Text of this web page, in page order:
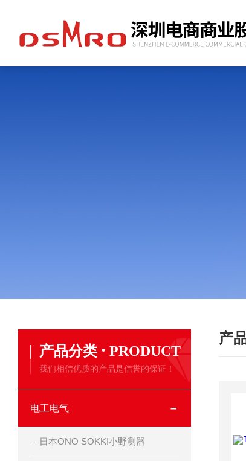
产品分类 · PRODUCT
我们相信优质的产品是信誉的保证！
电工电气
日本ONO SOKKI小野测器
产